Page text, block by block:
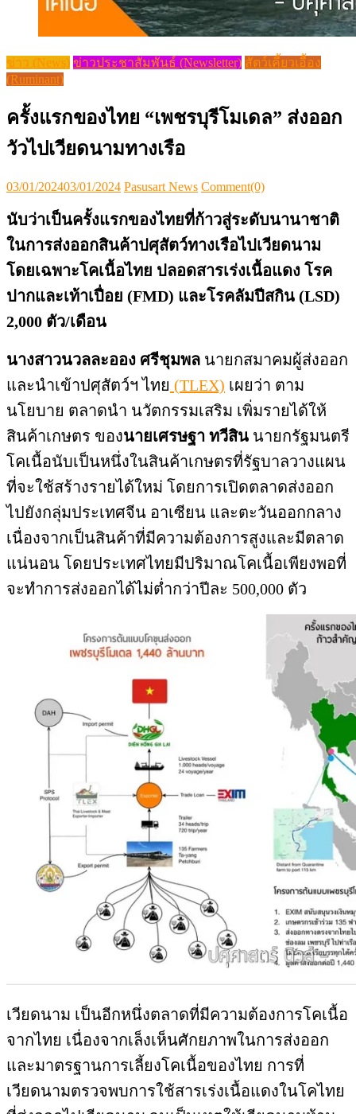
ข่าว (News) ข่าวประชาสัมพันธ์ (Newsletter) สัตว์เคี้ยวเอื้อง
(Ruminant)
ครั้งแรกของไทย “เพชรบุรีโมเดล” ส่งออก
วัวไปเวียดนามทางเรือ
Posted
03/01/202403/01/2024 Author
Pasusart News Comment(0)
นับว่าเป็นครั้งแรกของไทยที่ก้าวสู่ระดับนานาชาติ
ในการส่งออกสินค้าปศุสัตว์ทางเรือไปเวียดนาม
โดยเฉพาะโคเนื้อไทย ปลอดสารเร่งเนื้อแดง โรค
ปากและเท้าเปื่อย (FMD) และโรคลัมปีสกิน (LSD)
2,000 ตัว/เดือน
นางสาวนวลละออง ศรีชุมพล นายกสมาคมผู้ส่งออก
และนำเข้าปศุสัตว์ฯ ไทย (TLEX) เผยว่า ตาม
นโยบาย ตลาดนำ นวัตกรรมเสริม เพิ่มรายได้ให้
สินค้าเกษตร ของนายเศรษฐา ทวีสิน นายกรัฐมนตรี
โคเนื้อนับเป็นหนึ่งในสินค้าเกษตรที่รัฐบาลวางแผน
ที่จะใช้สร้างรายได้ใหม่ โดยการเปิดตลาดส่งออก
ไปยังกลุ่มประเทศจีน อาเซียน และตะวันออกกลาง
เนื่องจากเป็นสินค้าที่มีความต้องการสูงและมีตลาด
แน่นอน โดยประเทศไทยมีปริมาณโคเนื้อเพียงพอที่
จะทำการส่งออกได้ไม่ต่ำกว่าปีละ 500,000 ตัว
เวียดนาม เป็นอีกหนึ่งตลาดที่มีความต้องการโคเนื้อ
จากไทย เนื่องจากเล็งเห็นศักยภาพในการส่งออก
และมาตรฐานการเลี้ยงโคเนื้อของไทย การที่
เวียดนามตรวจพบการใช้สารเร่งเนื้อแดงในโคไทย